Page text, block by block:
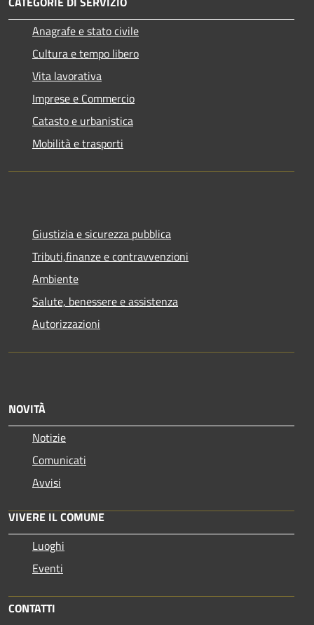
Anagrafe e stato civile
Cultura e tempo libero
Vita lavorativa
Imprese e Commercio
Catasto e urbanistica
Mobilità e trasporti
Giustizia e sicurezza pubblica
Tributi,finanze e contravvenzioni
Ambiente
Salute, benessere e assistenza
Autorizzazioni
NOVITÀ
Notizie
Comunicati
Avvisi
VIVERE IL COMUNE
Luoghi
Eventi
CONTATTI